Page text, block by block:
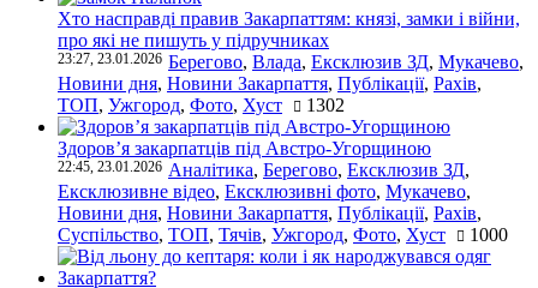
Хто насправді правив Закарпаттям: князі, замки і війни,
про які не пишуть у підручниках
23:27, 23.01.2026 Берегово, Влада, Ексклюзив ЗД, Мукачево,
Новини дня, Новини Закарпаття, Публікації, Рахів,
ТОП, Ужгород, Фото, Хуст 1302
Здоров’я закарпатців під Австро-Угорщиною
22:45, 23.01.2026 Аналітика, Берегово, Ексклюзив ЗД,
Ексклюзивне відео, Ексклюзивні фото, Мукачево,
Новини дня, Новини Закарпаття, Публікації, Рахів,
Суспільство, ТОП, Тячів, Ужгород, Фото, Хуст 1000